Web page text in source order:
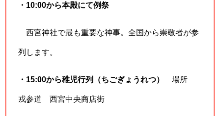
・10:00から本殿にて例祭
西宮神社で最も重要な神事。全国から崇敬者が参
列します。
・15:00から稚児行列（ちごぎょうれつ） 場所
戎参道 西宮中央商店街